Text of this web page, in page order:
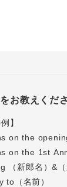
お教えくだ
】
on the
on the 1st
（新郎名）&（
to（名前）